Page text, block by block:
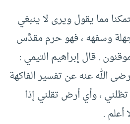
مما يقول ويرى لا ينبغي
وسفهه ، فهو حرم مقدَّس
.‏ قال إبراهيم التيمي :‏
رضى الله عنه عن تفسير الفاكهة
، وأي أرض تقلني إذا
أعلم .‏